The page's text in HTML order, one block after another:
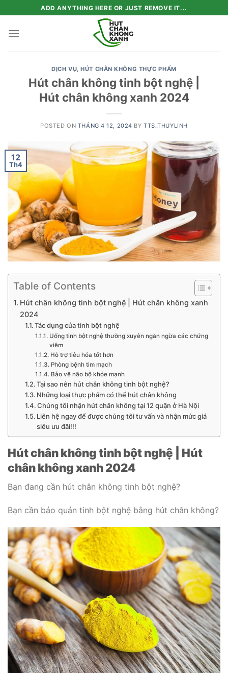
to
content
ADD ANYTHING HERE OR JUST REMOVE IT...
DỊCH VỤ,HÚT CHÂN KHÔNG THỰC PHẨM
Hút chân không tinh bột nghệ |
Hút chân không xanh 2024
POSTED ON THÁNG 4 12, 2024 BYTTS_THUYLINH
12
Th4
Table of Contents
Hút chân không tinh bột nghệ | Hút chân không xanh
2024
Tác dụng của tinh bột nghệ
Uống tinh bột nghệ thường xuyên ngăn ngừa các chứng
viêm
Hỗ trợ tiêu hóa tốt hơn
Phòng bệnh tim mạch
Bảo vệ não bộ khỏe mạnh
Tại sao nên hút chân không tinh bột nghệ?
Những loại thực phẩm có thể hút chân không
Chúng tôi nhận hút chân không tại 12 quận ở Hà Nội
Liên hệ ngay để được chúng tôi tư vấn và nhận mức giá
siêu ưu đãi!!!
Hút chân không tinh bột nghệ | Hút
chân không xanh 2024
Bạn đang cần hút chân không tinh bột nghệ?
Bạn cần bảo quản tinh bột nghệ bằng hút chân không?